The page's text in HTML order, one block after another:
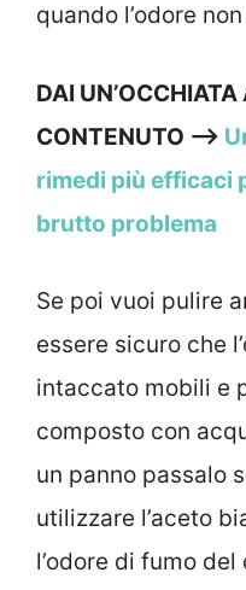
quando l’odore
DAI
CONTENUTO —->
rimedi più efficaci
brutto problema
Se poi vuoi pulire
essere sicuro che
intaccato mobili e
composto con
un panno passalo
utilizzare l’aceto
l’odore di fumo